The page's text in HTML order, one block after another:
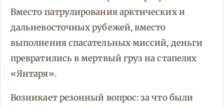
Вместо патрулирования арктических и
дальневосточных рубежей, вместо
выполнения спасательных миссий, деньги
превратились в мертвый груз на стапелях
«Янтаря».
Возникает резонный вопрос: за что были